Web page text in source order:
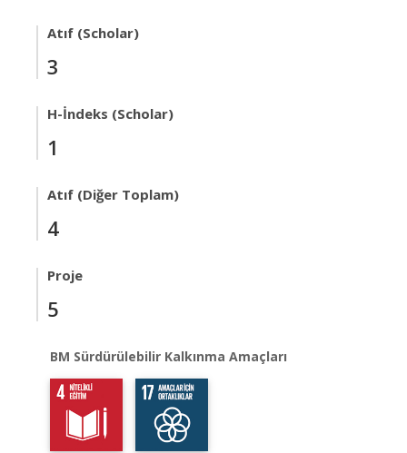
Atıf (Scholar)
3
H-İndeks (Scholar)
1
Atıf (Diğer Toplam)
4
Proje
5
BM Sürdürülebilir Kalkınma Amaçları